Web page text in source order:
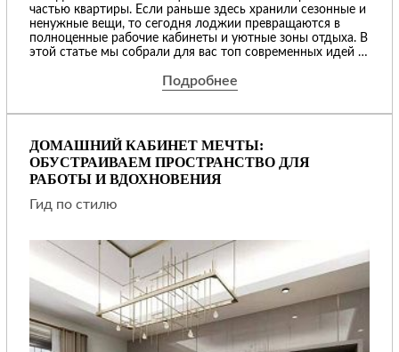
частью квартиры. Если раньше здесь хранили сезонные и
ненужные вещи, то сегодня лоджии превращаются в
полноценные рабочие кабинеты и уютные зоны отдыха. В
этой статье мы собрали для вас топ современных идей с
которые позволят сделать дизайн вашего балкона по-
Подробнее
ДОМАШНИЙ КАБИНЕТ МЕЧТЫ:
ОБУСТРАИВАЕМ ПРОСТРАНСТВО ДЛЯ
РАБОТЫ И ВДОХНОВЕНИЯ
Гид по стилю